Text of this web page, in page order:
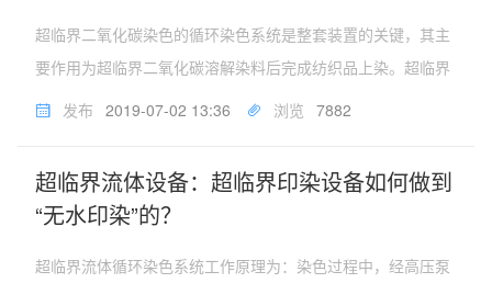
超临界二氧化碳染色的循环染色系统是整套装置的关键，其主
要作用为超临界二氧化碳溶解染料后完成纺织品上染。超临界
流体循环染色系统工作原理为：染色过程中，经高压泵加压，
随后流入染色釜内进行织物...
发布 2019-07-02 13:36 浏览 7882
超临界流体设备：超临界印染设备如何做到
“无水印染”的？
超临界流体循环染色系统工作原理为：染色过程中，经高压泵